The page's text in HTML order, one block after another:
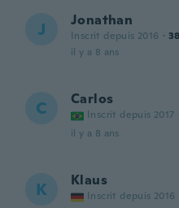
J Jonathan
Inscrit depuis 2016 · 38
il y a 8 ans
C Carlos
Inscrit depuis 2017
il y a 8 ans
K Klaus
Inscrit depuis 2016